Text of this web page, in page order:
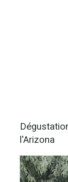
l'Arizona